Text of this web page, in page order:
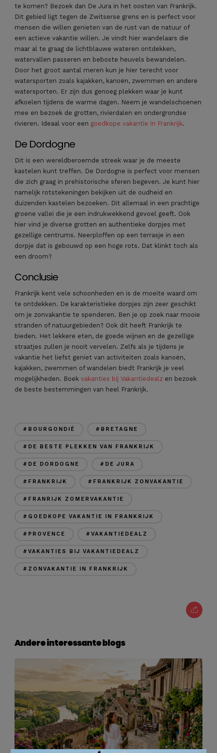
te komen? Bezoek dan De Jura in het oosten van Frankrijk.
Dit gebied ligt tegen de Zwitserse grens en is perfect voor
mensen die willen genieten van de rust van de natuur of
een actieve vakantie willen. Je vindt hier wandelaars die
maar al te graag de lichtblauwe wateren ontdekken,
watervallen passeren en beboste heuvels bewandelen.
Door het groot aantal meren kun je hier terecht voor
watersporten zoals kajakken, kanoën, zwemmen en andere
watersporten. Er zijn dus genoeg plekken waar je kunt
afkoelen tijdens de warme dagen. Neem je wandelschoenen
mee en bezoek de grotten, rivierdalen en ondergrondse
rivieren. Ideaal voor een goedkope vakantie in Frankrijk.
De Dordogne
Dit is een wereldberoemde streek waar je de meeste
kastelen kunt treffen. De Dordogne is perfect voor mensen
die zich graag in prehistorische sferen begeven. Je kunt hier
namelijk rotstekeningen bekijken uit de oudheid en
duizenden kastelen bezoeken. Dit allemaal in een prachtige
groene vallei die je een indrukwekkend gevoel geeft. Ook
hier vind je diverse grotten en authentieke dorpjes met
gezellige centrums. Neerploffen op een terrasje in een
dorpje dat is gebouwd op een hoge rots. Dat klinkt toch als
een droom?
Conclusie
Frankrijk kent vele schoonheden en is de moeite waard om
te ontdekken. De karakteristieke dorpjes zijn zeer geschikt
om je zonvakantie te spenderen. Ben je op zoek naar mooie
stranden of natuurgebieden? Ook dit heeft Frankrijk te
bieden. Het lekkere eten, de goede wijnen en de gezellige
straatjes zullen je nooit vervelen. Zelfs als je tijdens je
vakantie het liefst geniet van activiteiten zoals kanoën,
kajakken, zwemmen of wandelen biedt Frankrijk je veel
mogelijkheden. Boek vakanties bij Vakantiedealz en bezoek
de beste bestemmingen van heel Frankrijk.
#BOURGONDIË #BRETAGNE
#DE BESTE PLEKKEN VAN FRANKRIJK
#DE DORDOGNE #DE JURA
#FRANKRIJK #FRANKRIJK ZONVAKANTIE
#FRANRIJK ZOMERVAKANTIE
#GOEDKOPE VAKANTIE IN FRANKRIJK
#PROVENCE #VAKANTIEDEALZ
#VAKANTIES BIJ VAKANTIEDEALZ
#ZONVAKANTIE IN FRANKRIJK
Andere interessante blogs